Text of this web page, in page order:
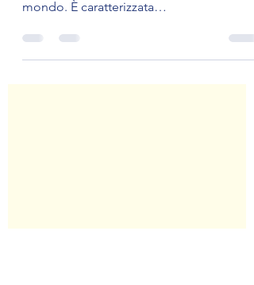
La sinusite è un disturbo comune che
mondo. È caratterizzata
dall'infiammazione dei seni...